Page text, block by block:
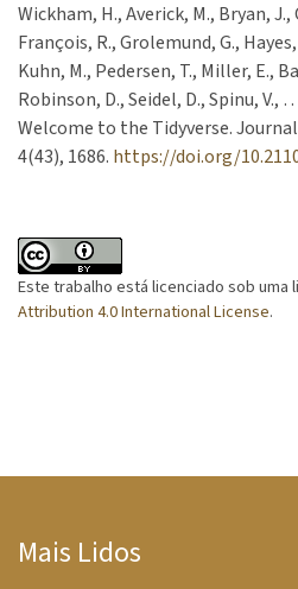
Wickham, H., Averick, M., Bryan, J.,
François, R., Grolemund, G.,
Kuhn, M., Pedersen, T., Miller, E.,
Robinson, D., Seidel, D., Spinu, V.,
Welcome to the Tidyverse.
4(43), 1686. https://doi.org/
Este trabalho está licenciado sob uma
Attribution 4.0 International License.
Mais Lidos